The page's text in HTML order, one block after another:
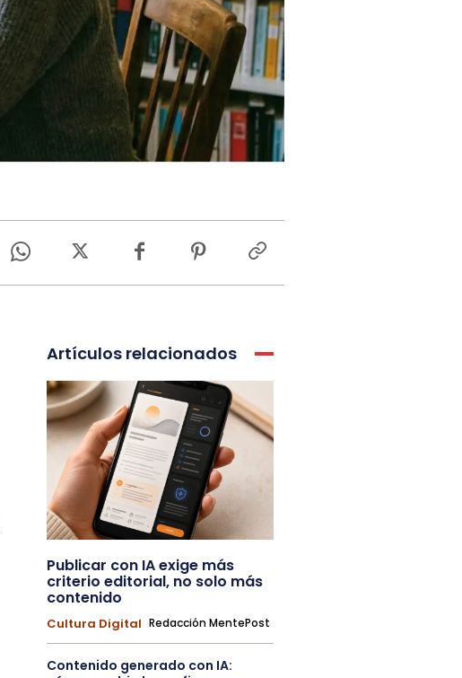
Artículos relacionados
Publicar con IA exige más
criterio editorial, no solo más
contenido
Cultura Digital Redacción MentePost
Contenido generado con IA: